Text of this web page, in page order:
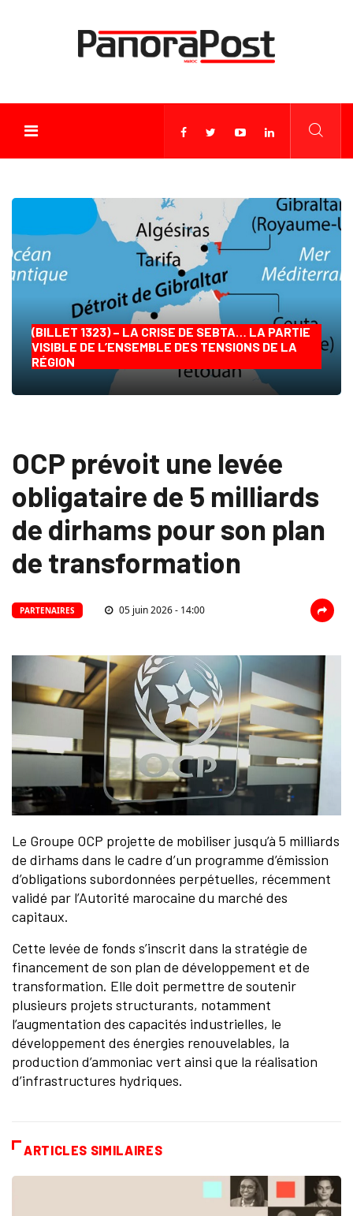
(BILLET 1323) – LA CRISE DE SEBTA… LA PARTIE
VISIBLE DE L’ENSEMBLE DES TENSIONS DE LA
RÉGION
OCP prévoit une levée
obligataire de 5 milliards
de dirhams pour son plan
de transformation
PARTENAIRES 05 juin 2026 - 14:00
Le Groupe OCP projette de mobiliser jusqu’à 5 milliards
de dirhams dans le cadre d’un programme d’émission
d’obligations subordonnées perpétuelles, récemment
validé par l’Autorité marocaine du marché des
capitaux.
Cette levée de fonds s’inscrit dans la stratégie de
financement de son plan de développement et de
transformation. Elle doit permettre de soutenir
plusieurs projets structurants, notamment
l’augmentation des capacités industrielles, le
développement des énergies renouvelables, la
production d’ammoniac vert ainsi que la réalisation
d’infrastructures hydriques.
ARTICLES SIMILAIRES